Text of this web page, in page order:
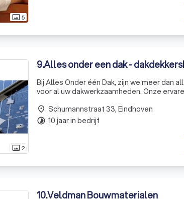
photo_size_select_actual5
photo_size_select_actual2
9.Alles onder een dak -
Bij Alles Onder één Dak, zijn we meer dan
voor al uw dakwerkzaamheden. Onze
place Schumannstraat 33, Eindhoven
timelapse 10 jaar in bedrijf
10.Veldman Bouwmaterialen